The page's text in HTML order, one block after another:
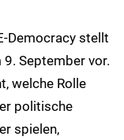
Democracy stellt
September vor.
welche Rolle
politische
spielen,